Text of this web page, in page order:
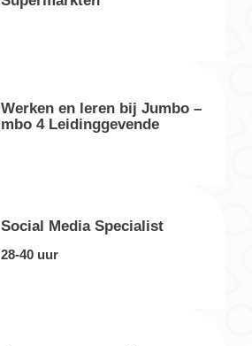
Werken en leren bij Jumbo –
mbo 4 Leidinggevende
Social Media Specialist
28-40 uur